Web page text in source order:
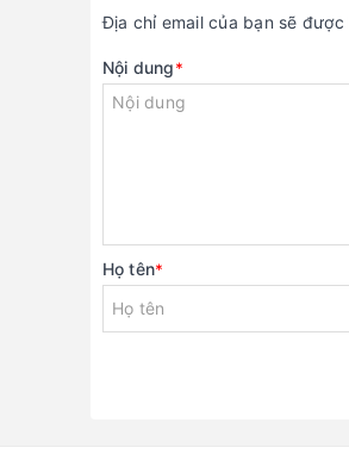
Địa chỉ email của bạn sẽ
Nội dung*
Họ tên*